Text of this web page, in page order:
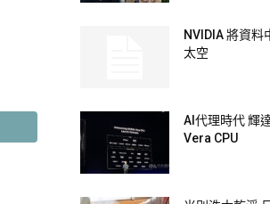
NVIDIA 將資料
太空
AI代理時代 輝
Vera CPU